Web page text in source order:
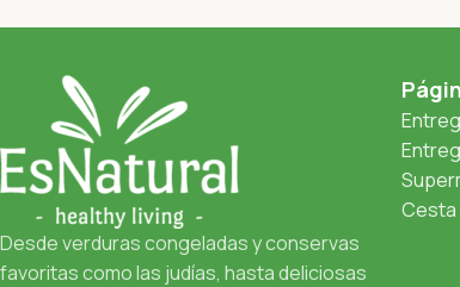
Desde verduras congeladas y conservas
favoritas como las judías, hasta deliciosas
Cesta